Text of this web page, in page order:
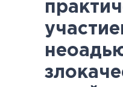
Специалисты
Документы
Лицензии
История
медицинской
стандарты
Научно- Целевое
Сведения